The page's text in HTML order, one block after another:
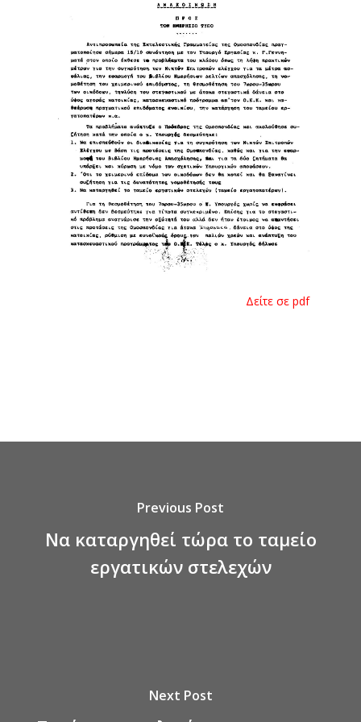
Δείτε σε pdf
Previous Post
Να καταργηθεί τώρα το ταμείο
εργατικών στελεχών
Next Post